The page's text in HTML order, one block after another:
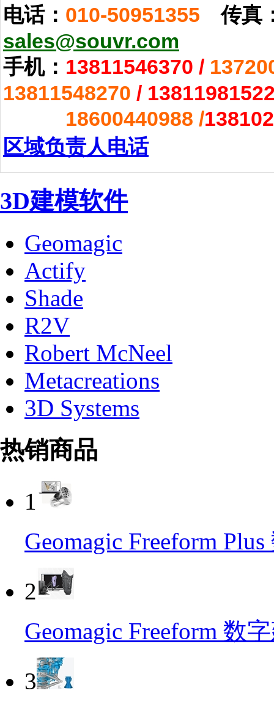
电话： 010-50951355 传真
sales@souvr.com
手机： 13811546370 /
13811548270 /
18600440988 /
区域负责人电话
3D建模软件
Geomagic
Actify
Shade
R2V
Robert McNeel
Metacreations
3D Systems
热销商品
1
Geomagic Freeform
2
Geomagic Freeform 数
3